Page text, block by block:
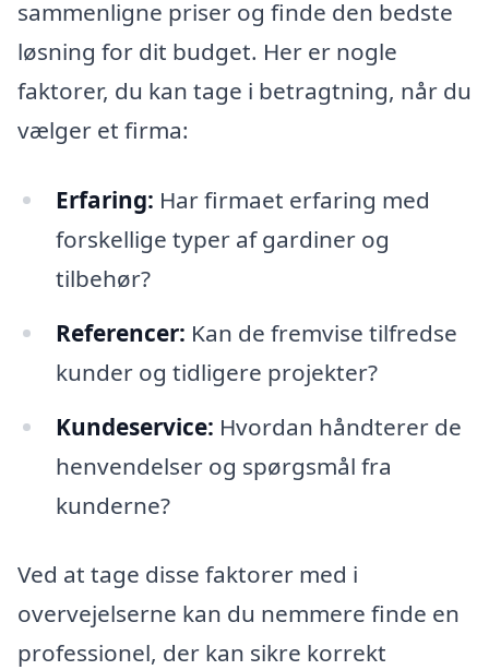
sammenligne priser og finde den bedste
løsning for dit budget. Her er nogle
faktorer, du kan tage i betragtning, når du
vælger et firma:
Erfaring: Har firmaet erfaring med
forskellige typer af gardiner og
tilbehør?
Referencer: Kan de fremvise tilfredse
kunder og tidligere projekter?
Kundeservice: Hvordan håndterer de
henvendelser og spørgsmål fra
kunderne?
Ved at tage disse faktorer med i
overvejelserne kan du nemmere finde en
professionel, der kan sikre korrekt